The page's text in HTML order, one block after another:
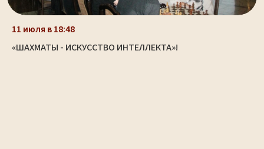
11 июля в 18:48
«ШАХМАТЫ - ИСКУССТВО ИНТЕЛЛЕКТА»!